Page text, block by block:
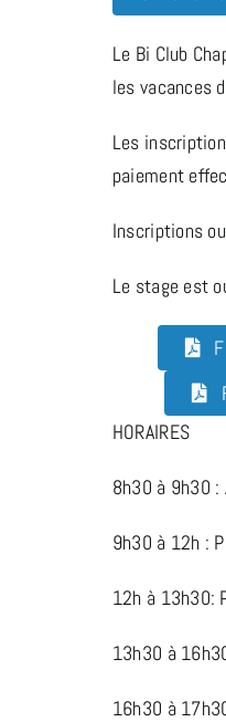
Le Bi Club
les vacances
Les
paiement
Inscriptions
Le stage est
HORAIRES
8h30 à 9h30 :
9h30 à 12h :
12h à 13h30:
13h30 à
16h30 à